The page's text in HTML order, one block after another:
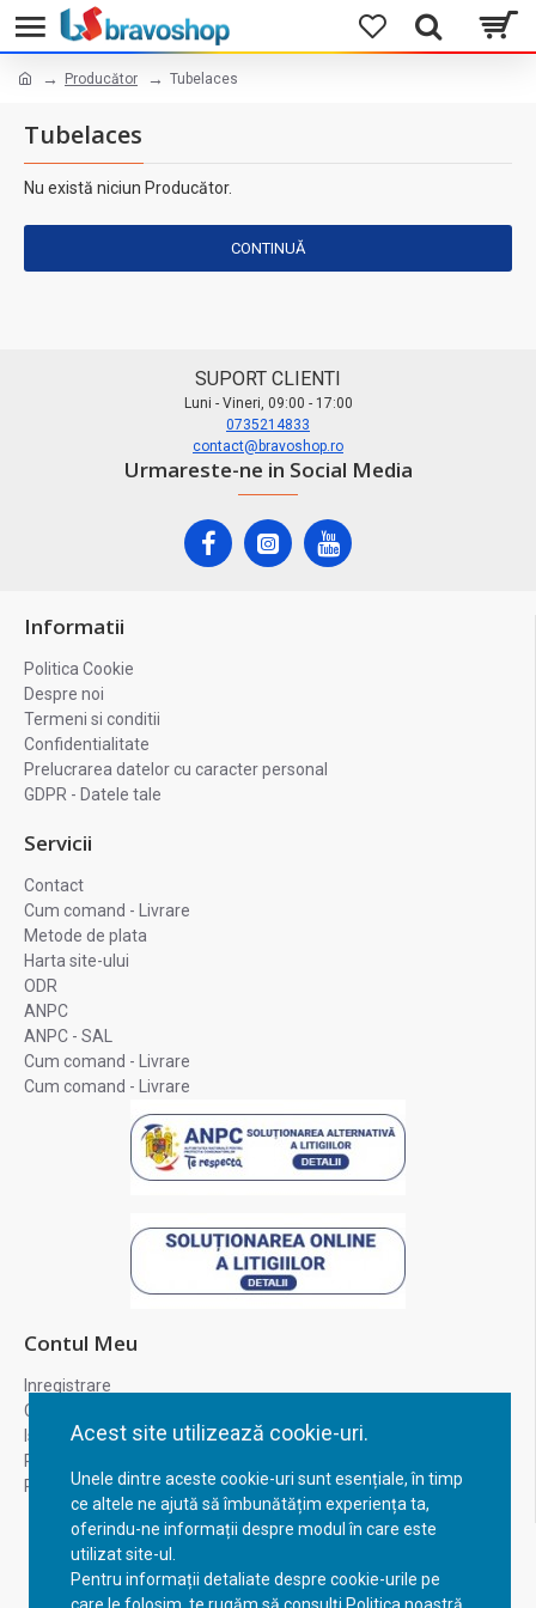
Acest site utilizează cookie-uri.
Unele dintre aceste cookie-uri sunt esențiale, în timp
ce altele ne ajută să îmbunătățim experiența ta,
oferindu-ne informații despre modul în care este
utilizat site-ul.
Pentru informații detaliate despre cookie-urile pe
Producător Tubelaces
Tubelaces
Nu există niciun Producător.
CONTINUĂ
SUPORT CLIENTI
Luni - Vineri, 09:00 - 17:00
0735214833
contact@bravoshop.ro
Urmareste-ne in Social Media
Informatii
Politica Cookie
Despre noi
Termeni si conditii
Confidentialitate
Prelucrarea datelor cu caracter personal
GDPR - Datele tale
Servicii
Contact
Cum comand - Livrare
Metode de plata
Harta site-ului
ODR
ANPC
ANPC - SAL
Cum comand - Livrare
Cum comand - Livrare
Contul Meu
Inregistrare
Contul meu
Istoric comenzi
Recuperare parola
Returnare produs